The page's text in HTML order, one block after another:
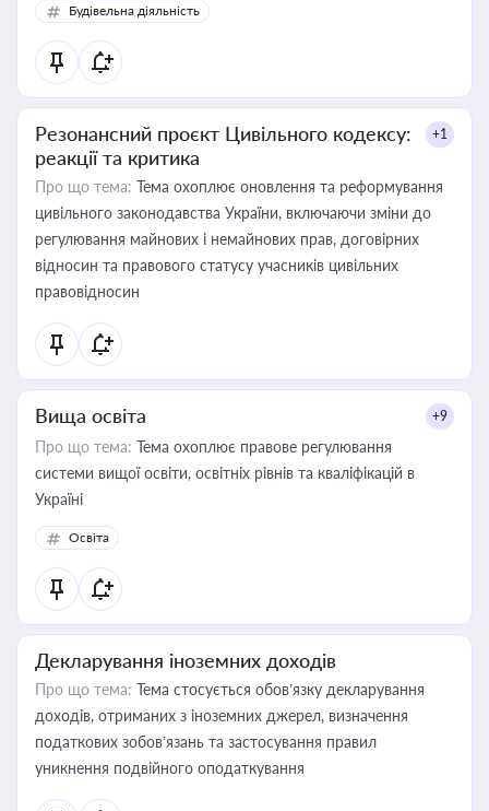
Будівельна діяльність
Резонансний проєкт Цивільного кодексу:
реакції та критика
+1
Про що тема: Тема охоплює оновлення та реформування
цивільного законодавства України, включаючи зміни до
регулювання майнових і немайнових прав, договірних
відносин та правового статусу учасників цивільних
правовідносин
Вища освіта +9
Про що тема: Тема охоплює правове регулювання
системи вищої освіти, освітніх рівнів та кваліфікацій в
Україні
Освіта
Декларування іноземних доходів
Про що тема: Тема стосується обов’язку декларування
доходів, отриманих з іноземних джерел, визначення
податкових зобов’язань та застосування правил
уникнення подвійного оподаткування